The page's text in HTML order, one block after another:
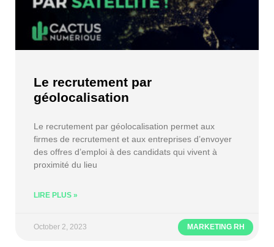
MARKETING RH
Le recrutement par
géolocalisation
Le recrutement par géolocalisation permet aux
firmes de recrutement et aux entreprises d’envoyer
des offres d’emploi à des candidats qui vivent à
proximité du lieu
LIRE PLUS »
October 2, 2023